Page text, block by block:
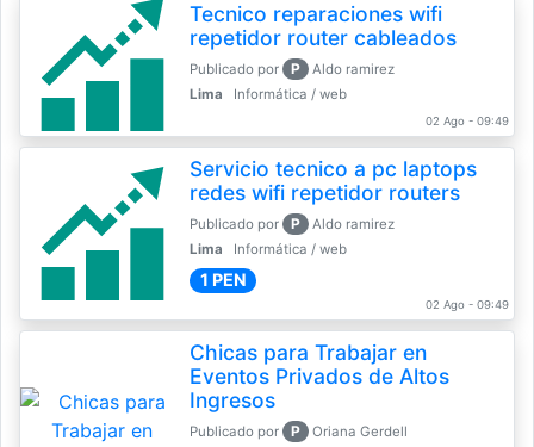
Tecnico reparaciones wifi
repetidor router cableados
Publicado por P
Aldo ramirez
Lima
Informática / web
02 Ago - 09:49
Servicio tecnico a pc laptops
redes wifi repetidor routers
Publicado por P
Aldo ramirez
Lima
Informática / web
1 PEN
02 Ago - 09:49
Chicas para Trabajar en
Eventos Privados de Altos
Ingresos
Publicado por P
Oriana Gerdell